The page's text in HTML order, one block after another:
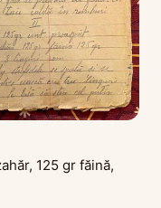
125 gr făină,